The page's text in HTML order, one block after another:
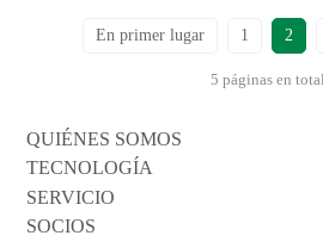
En primer lugar 1 2
5 páginas en total
QUIÉNES SOMOS
TECNOLOGÍA
SERVICIO
SOCIOS